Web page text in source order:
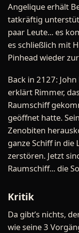
Angelique erhält
tatkräftig
paar Leute... es
es schließlich mit
Pinhead wieder
Back in 2127:
erklärt Rimmer,
Raumschiff
geöffnet hatte.
Zenobiten
ganze Schiff in die
zerstören. Jetzt
Raumschiff... die
Kritik
Da gibt’s nichts,
wie seine 3